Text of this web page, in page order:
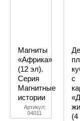
Магниты
«Африка»
(12 эл).
Серия
Магнитные
истории
Артикул:
04011
с
(4